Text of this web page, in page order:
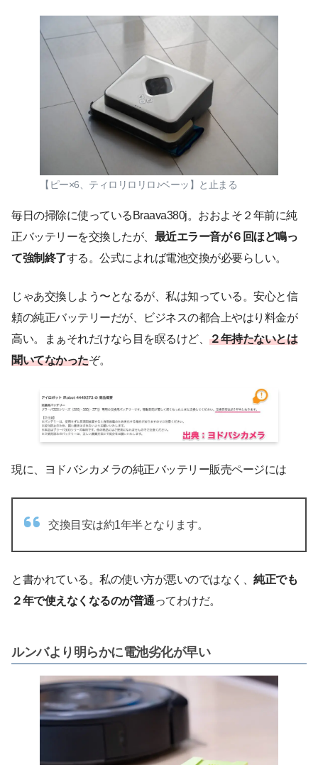
【ピー×6、ティロリロリロ♪ベーッ】と止まる
毎日の掃除に使っているBraava380j。おおよそ２年前に純
正バッテリーを交換したが、 最近エラー音が６回ほど鳴っ
て強制終了する。公式によれば電池交換が必要らしい。
じゃあ交換しよう〜となるが、私は知っている。安心と信
頼の純正バッテリーだが、ビジネスの都合上やはり料金が
高い。まぁそれだけなら目を瞑るけど、 ２年持たないとは
聞いてなかったぞ。
現に、ヨドバシカメラの純正バッテリー販売ページには
交換目安は約1年半となります。
と書かれている。私の使い方が悪いのではなく、 純正でも
２年で使えなくなるのが普通ってわけだ。
ルンバより明らかに電池劣化が早い